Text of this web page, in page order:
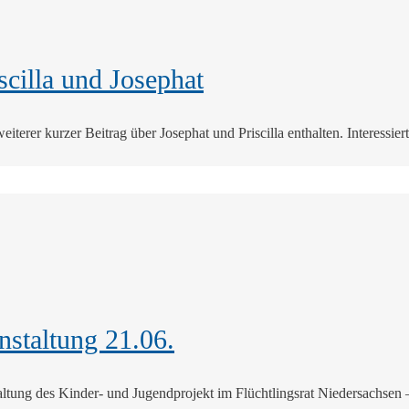
und Josephat
kurzer Beitrag über Josephat und Priscilla enthalten.
21.06.
des Kinder- und Jugendprojekt im Flüchtlingsrat